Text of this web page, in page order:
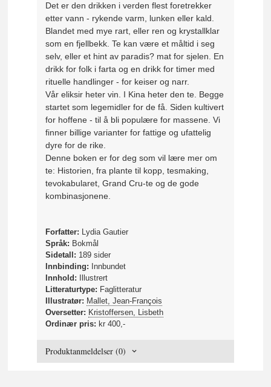
Det er den drikken i verden flest foretrekker
etter vann - rykende varm, lunken eller kald.
Blandet med mye rart, eller ren og krystallklar
som en fjellbekk. Te kan være et måltid i seg
selv, eller et hint av paradis? mat for sjelen. En
drikk for folk i farta og en drikk for timer med
rituelle handlinger - for keiser og narr.
Vår eliksir heter vin. I Kina heter den te. Begge
startet som legemidler for de få. Siden kultivert
for hoffene - til å bli populære for massene. Vi
finner billige varianter for fattige og ufattelig
dyre for de rike.
Denne boken er for deg som vil lære mer om
te: Historien, fra plante til kopp, tesmaking,
tevokabularet, Grand Cru-te og de gode
kombinasjonene.
Forfatter:
Lydia Gautier
Språk: Bokmål
Sidetall: 189 sider
Innbinding:
Innbundet
Innhold:
Illustrert
Litteraturtype: Faglitteratur
Illustratør: Mallet, Jean-François
Oversetter: Kristoffersen, Lisbeth
Ordinær pris: kr 400,-
Produktanmeldelser (0)